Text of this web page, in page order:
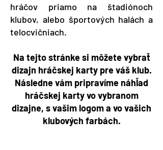
hráčov priamo na štadiónoch
klubov, alebo športových halách a
telocvičniach.
Na tejto stránke si môžete vybrať
dizajn hráčskej karty pre váš klub.
Následne vám pripravíme náhľad
hráčskej karty vo vybranom
dizajne, s vašim logom a vo vašich
klubových farbách.